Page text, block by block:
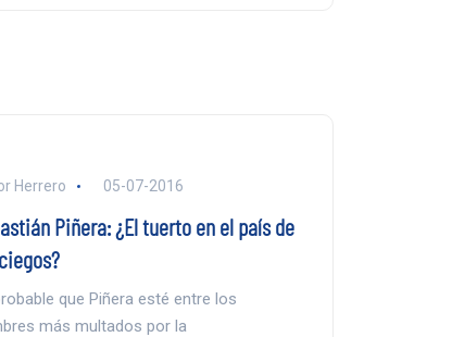
Herrero 05-07-2016
Piñera: ¿El tuerto en el país de
que Piñera esté entre los
más multados por la